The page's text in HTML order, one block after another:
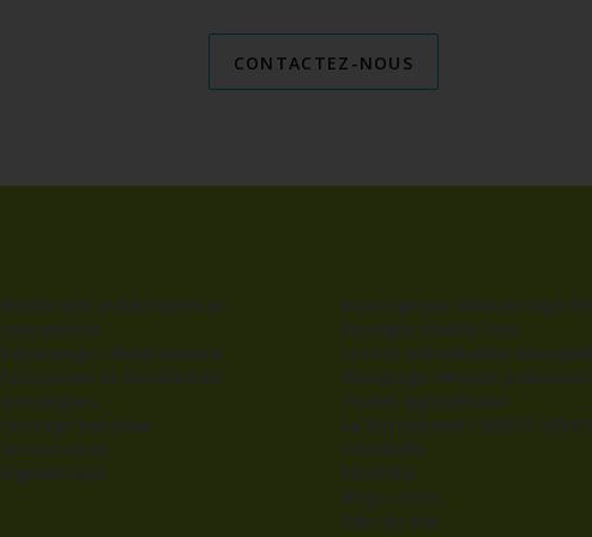
CONTACTEZ-NOUS
Banderoles publicitaires et
impressions
Dépannage / Maintenance
Fabrication et installation
d’enseignes
Lettrage bandeau
Lettres néon
Signalétique
Éclairage par silhouettage
Enseigne double face
Lettres individuelles
Marquage véhicule
Totem signalétique
La Vitrophanie / VINYLE
CGV/RGPD
Portfolio
Blog / actus
Plan du site